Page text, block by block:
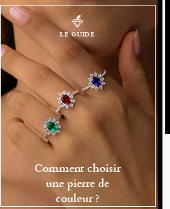
LE GUIDE
Comment choisir
une pierre de
couleur ?